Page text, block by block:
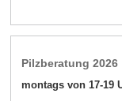
Pilzberatung 2026
montags von 17-19